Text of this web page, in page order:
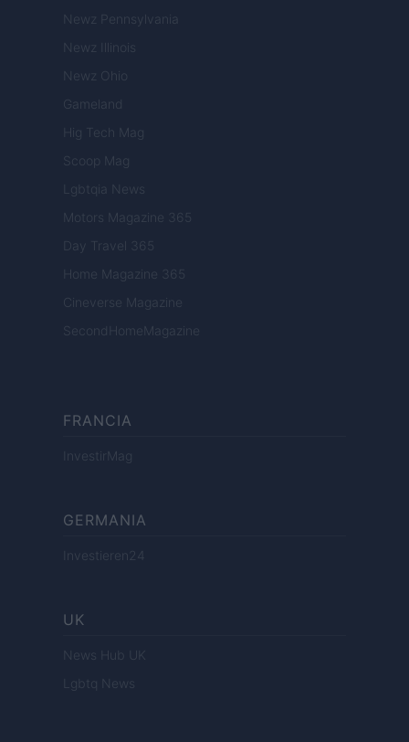
Newz Pennsylvania
Newz Illinois
Newz Ohio
Gameland
Hig Tech Mag
Scoop Mag
Lgbtqia News
Motors Magazine 365
Day Travel 365
Home Magazine 365
Cineverse Magazine
SecondHomeMagazine
FRANCIA
InvestirMag
GERMANIA
Investieren24
UK
News Hub UK
Lgbtq News